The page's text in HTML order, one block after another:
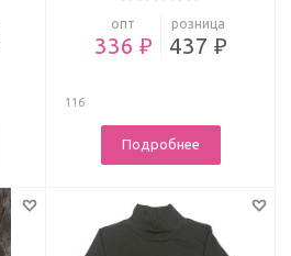
опт
336 ₽
розница
437 ₽
116
Подробнее